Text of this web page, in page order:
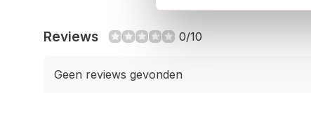
Reviews 0/10
Geen reviews gevonden